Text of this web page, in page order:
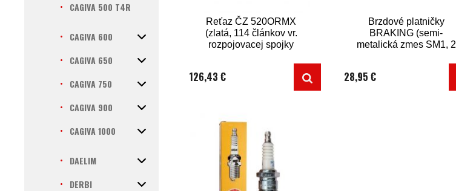
CAGIVA 500 T4R
CAGIVA 600
CAGIVA 650
CAGIVA 750
CAGIVA 900
CAGIVA 1000
DAELIM
DERBI
Reťaz ČZ 520ORMX
(zlatá, 114 článkov vr.
rozpojovacej spojky
126,43 €
Brzdové platničky
BRAKING (semi-
metalická zmes SM1, 2
28,95 €